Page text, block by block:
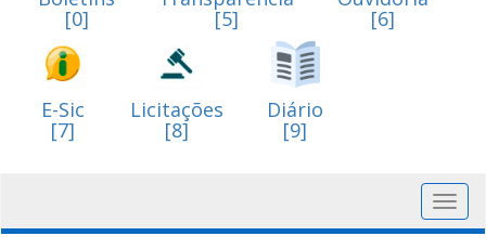
[0] [5] [6]
E-Sic
[7]
Licitações
[8]
Diário
[9]